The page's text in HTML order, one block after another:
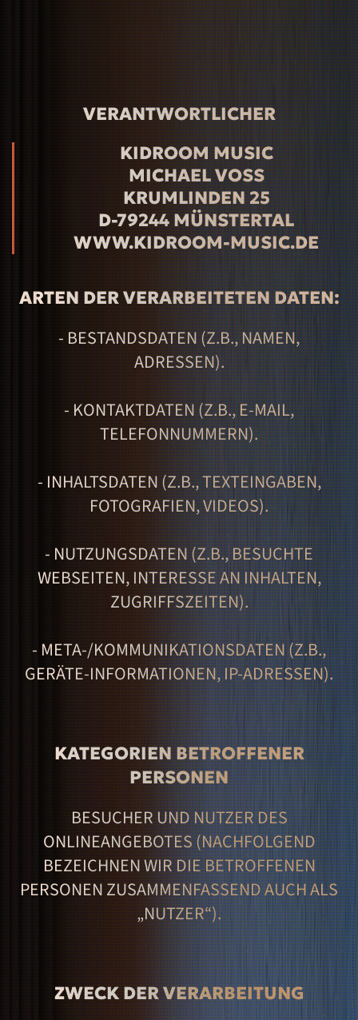
VERANTWORTLICHER
KIDROOM MUSIC
MICHAEL VOSS
KRUMLINDEN 25
D-79244 MÜNSTERTAL
WWW.KIDROOM-MUSIC.DE
ARTEN DER VERARBEITETEN DATEN:
- BESTANDSDATEN (Z.B., NAMEN,
ADRESSEN).
- KONTAKTDATEN (Z.B., E-MAIL,
TELEFONNUMMERN).
- INHALTSDATEN (Z.B., TEXTEINGABEN,
FOTOGRAFIEN, VIDEOS).
- NUTZUNGSDATEN (Z.B., BESUCHTE
WEBSEITEN, INTERESSE AN INHALTEN,
ZUGRIFFSZEITEN).
- META-/KOMMUNIKATIONSDATEN (Z.B.,
GERÄTE-INFORMATIONEN, IP-ADRESSEN).
KATEGORIEN BETROFFENER
PERSONEN
BESUCHER UND NUTZER DES
ONLINEANGEBOTES (NACHFOLGEND
BEZEICHNEN WIR DIE BETROFFENEN
PERSONEN ZUSAMMENFASSEND AUCH ALS
„NUTZER“).
ZWECK DER VERARBEITUNG